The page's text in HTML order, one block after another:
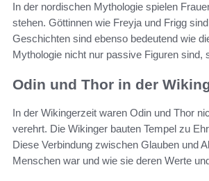
In der nordischen Mythologie spielen
stehen. Göttinnen wie Freyja und Frigg
Geschichten sind ebenso bedeutend wie
Mythologie nicht nur passive Figuren
Odin und Thor in der
In der Wikingerzeit waren Odin und Thor
verehrt. Die Wikinger bauten Tempel zu
Diese Verbindung zwischen Glauben und
Menschen war und wie sie deren Werte